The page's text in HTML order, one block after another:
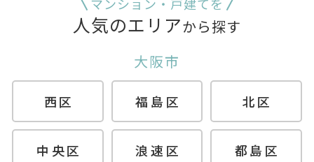
マンション・戸建てを
人気のエリアから探す
大阪市
西区 福島区 北区
中央区 浪速区 都島区